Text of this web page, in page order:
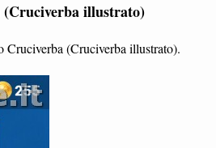
(Cruciverba illustrato)
(Cruciverba illustrato).